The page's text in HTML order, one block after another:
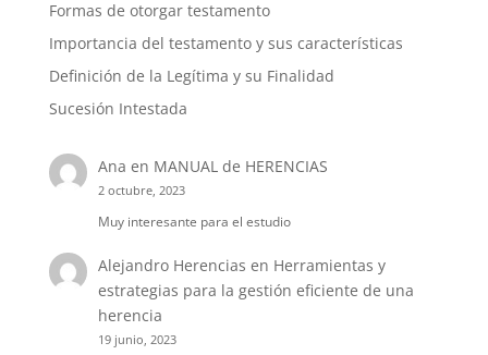
Formas de otorgar testamento
Importancia del testamento y sus características
Definición de la Legítima y su Finalidad
Sucesión Intestada
Ana en MANUAL de HERENCIAS
2 octubre, 2023
Muy interesante para el estudio
Alejandro Herencias en Herramientas y
estrategias para la gestión eficiente de una
herencia
19 junio, 2023